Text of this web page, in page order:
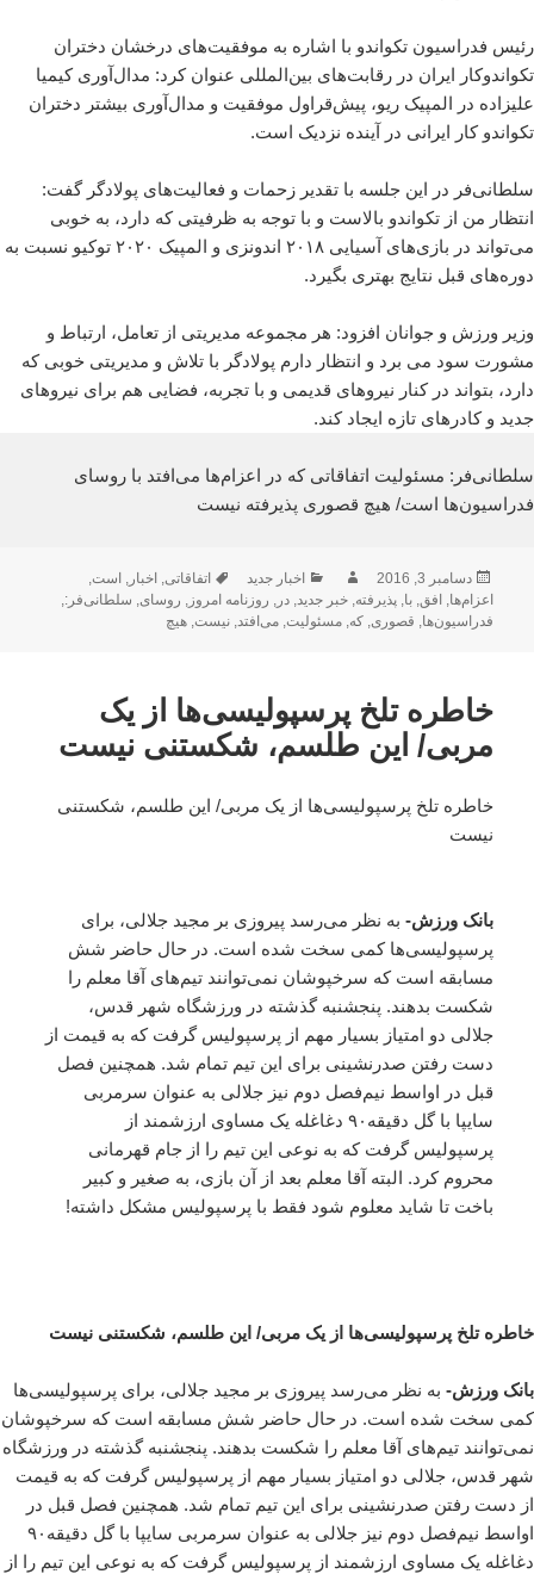
رئیس فدراسیون تکواندو با اشاره به موفقیت‌های درخشان دختران
تکواندوکار ایران در رقابت‌های بین‌المللی عنوان کرد: مدال‌آوری کیمیا
علیزاده در المپیک ریو، پیش‌قراول موفقیت و مدال‌آوری بیشتر دختران
تکواندو کار ایرانی در آینده نزدیک است.
سلطانی‌فر در این جلسه با تقدیر زحمات و فعالیت‌های پولادگر گفت:
انتظار من از تکواندو بالاست و با توجه به ظرفیتی که دارد، به خوبی
می‌تواند در بازی‌های آسیایی ۲۰۱۸ اندونزی و المپیک ۲۰۲۰ توکیو نسبت به
دوره‌های قبل نتایج بهتری بگیرد.
وزیر ورزش و جوانان افزود: هر مجموعه مدیریتی از تعامل، ارتباط و
مشورت سود می برد و انتظار دارم پولادگر با تلاش و مدیریتی خوبی که
دارد، بتواند در کنار نیروهای قدیمی و با تجربه، فضایی هم برای نیروهای
جدید و کادرهای تازه ایجاد کند.
سلطانی‌فر: مسئولیت اتفاقاتی که در اعزام‌ها می‌افتد با روسای
فدراسیون‌ها است/ هیچ قصوری پذیرفته نیست
ارسال
شده
در
دسامبر 3, 2016 نویسندهدسته‌ها
اخبار جدید برچسب‌ها
اتفاقاتی, اخبار, است,
اعزام‌ها, افق,با,پذیرفته,خبر جدید,در, روزنامه امروز, روسای, سلطانی‌فر:,
فدراسیون‌ها, قصوری,که,مسئولیت,می‌افتد,نیست,هیچ
خاطره تلخ پرسپولیسی‌ها از یک
مربی/ این طلسم، شکستنی نیست
خاطره تلخ پرسپولیسی‌ها از یک مربی/ این طلسم، شکستنی
نیست
بانک ورزش- به نظر می‌رسد پیروزی بر مجید جلالی، برای
پرسپولیسی‌ها کمی سخت شده است. در حال حاضر شش
مسابقه است که سرخپوشان نمی‌توانند تیم‌های آقا معلم را
شکست بدهند. پنجشنبه گذشته در ورزشگاه شهر قدس،
جلالی دو امتیاز بسیار مهم از پرسپولیس گرفت که به قیمت از
دست رفتن صدرنشینی برای این تیم تمام شد. همچنین فصل
قبل در اواسط نیم‌فصل دوم نیز جلالی به عنوان سرمربی
سایپا با گل دقیقه۹۰ دغاغله یک مساوی ارزشمند از
پرسپولیس گرفت که به نوعی این تیم را از جام قهرمانی
محروم کرد. البته آقا معلم بعد از آن بازی، به صغیر و کبیر
باخت تا شاید معلوم شود فقط با پرسپولیس مشکل داشته!
خاطره تلخ پرسپولیسی‌ها از یک مربی/ این طلسم، شکستنی نیست
بانک ورزش- به نظر می‌رسد پیروزی بر مجید جلالی، برای پرسپولیسی‌ها
کمی سخت شده است. در حال حاضر شش مسابقه است که سرخپوشان
نمی‌توانند تیم‌های آقا معلم را شکست بدهند. پنجشنبه گذشته در ورزشگاه
شهر قدس، جلالی دو امتیاز بسیار مهم از پرسپولیس گرفت که به قیمت
از دست رفتن صدرنشینی برای این تیم تمام شد. همچنین فصل قبل در
اواسط نیم‌فصل دوم نیز جلالی به عنوان سرمربی سایپا با گل دقیقه۹۰
دغاغله یک مساوی ارزشمند از پرسپولیس گرفت که به نوعی این تیم را از